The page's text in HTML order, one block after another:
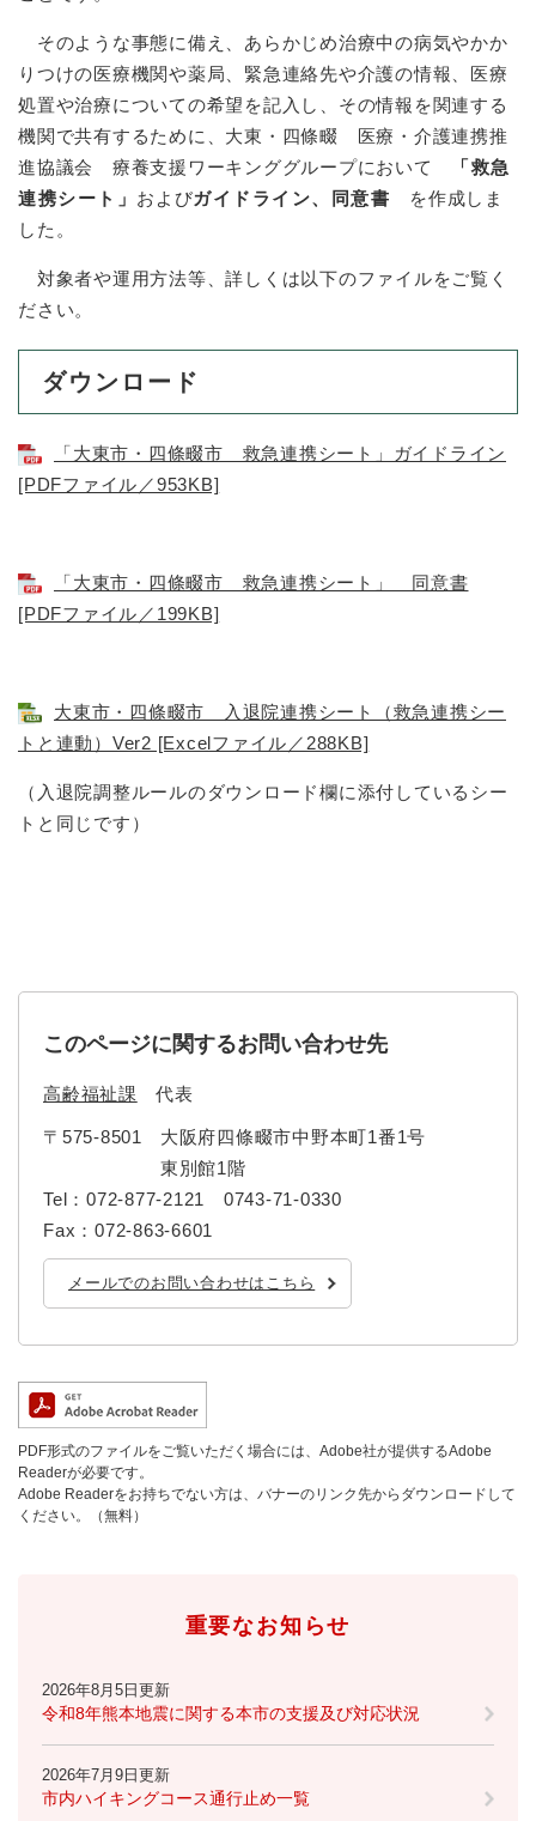
そのような事態に備え、あらかじめ治療中の病気やかか
りつけの医療機関や薬局、緊急連絡先や介護の情報、医療
処置や治療についての希望を記入し、その情報を関連する
機関で共有するために、大東・四條畷 医療・介護連携推
進協議会 療養支援ワーキンググループにおいて
「救急
連携シート」 およびガイドライン、同意書 を作成しま
した。
対象者や運用方法等、詳しくは以下のファイルをご覧く
ださい。
ダウンロード
「大東市・四條畷市 救急連携シート」ガイドライン
[PDFファイル／953KB]
「大東市・四條畷市 救急連携シート」 同意書
[PDFファイル／199KB]
大東市・四條畷市 入退院連携シート（救急連携シー
トと連動）Ver2 [Excelファイル／288KB]
（入退院調整ルールのダウンロード欄に添付しているシー
トと同じです）
このページに関するお問い合わせ先
高齢福祉課 代表
〒575-8501
大阪府四條畷市中野本町1番1号
東別館1階
Tel：072-877-2121 0743-71-0330
Fax：072-863-6601
メールでのお問い合わせはこちら
PDF形式のファイルをご覧いただく場合には、Adobe社が提供するAdobe
Readerが必要です。
Adobe Readerをお持ちでない方は、バナーのリンク先からダウンロードして
ください。（無料）
重要なお知らせ
2026年8月5日更新
令和8年熊本地震に関する本市の支援及び対応状況
2026年7月9日更新
市内ハイキングコース通行止め一覧